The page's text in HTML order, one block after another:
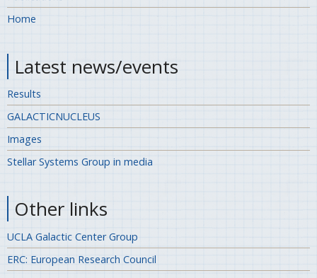
Home
Latest news/events
Results
GALACTICNUCLEUS
Images
Stellar Systems Group in media
Other links
UCLA Galactic Center Group
ERC: European Research Council